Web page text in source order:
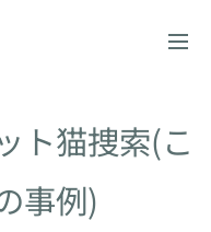
ト猫捜索(こ
事例)